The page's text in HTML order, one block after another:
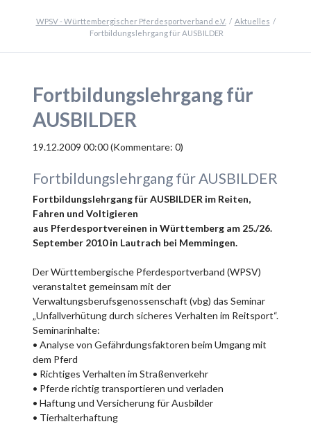
WPSV - Württembergischer Pferdesportverband e.V.
Aktuelles
Fortbildungslehrgang für AUSBILDER
Fortbildungslehrgang für
AUSBILDER
19.12.2009 00:00(Kommentare: 0)
Fortbildungslehrgang für AUSBILDER
Fortbildungslehrgang für AUSBILDER im Reiten,
Fahren und Voltigieren
aus Pferdesportvereinen in Württemberg am 25./26.
September 2010 in Lautrach bei Memmingen.
Der Württembergische Pferdesportverband (WPSV)
veranstaltet gemeinsam mit der
Verwaltungsberufsgenossenschaft (vbg) das Seminar
„Unfallverhütung durch sicheres Verhalten im Reitsport“.
Seminarinhalte:
• Analyse von Gefährdungsfaktoren beim Umgang mit
dem Pferd
• Richtiges Verhalten im Straßenverkehr
• Pferde richtig transportieren und verladen
• Haftung und Versicherung für Ausbilder
• Tierhalterhaftung